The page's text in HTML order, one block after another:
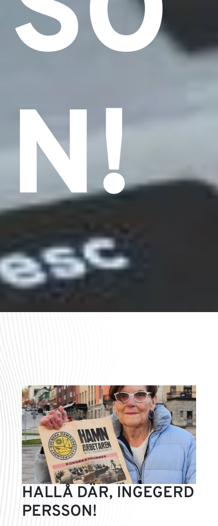
N!
HALLÅ DÄR, INGEGERD
PERSSON!